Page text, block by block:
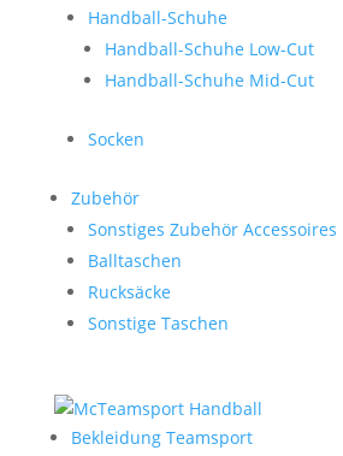
Handball-Schuhe
Handball-Schuhe Low-Cut
Handball-Schuhe Mid-Cut
Socken
Zubehör
Sonstiges Zubehör Accessoires
Balltaschen
Rucksäcke
Sonstige Taschen
Bekleidung Teamsport